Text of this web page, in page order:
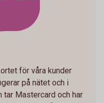
för våra kunder
på nätet och i
tar Mastercard och har